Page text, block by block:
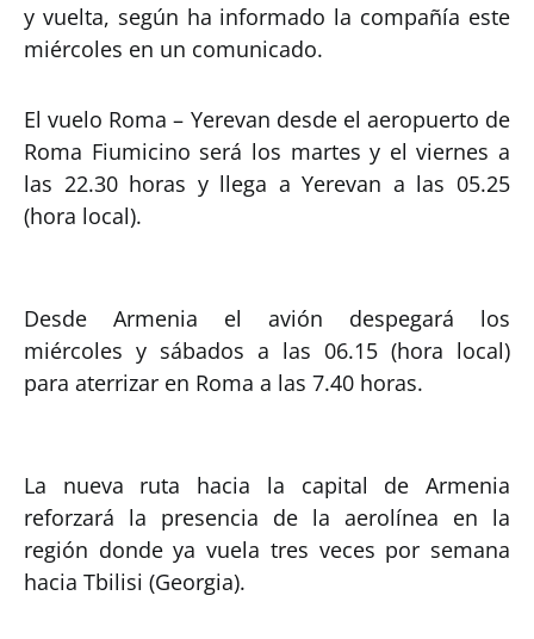
y vuelta, según ha informado la compañía este
miércoles en un comunicado.
El vuelo Roma – Yerevan desde el aeropuerto de
Roma Fiumicino será los martes y el viernes a
las 22.30 horas y llega a Yerevan a las 05.25
(hora local).
Desde Armenia el avión despegará los
miércoles y sábados a las 06.15 (hora local)
para aterrizar en Roma a las 7.40 horas.
La nueva ruta hacia la capital de Armenia
reforzará la presencia de la aerolínea en la
región donde ya vuela tres veces por semana
hacia Tbilisi (Georgia).